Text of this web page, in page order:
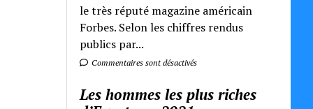
le très réputé magazine américain
Forbes. Selon les chiffres rendus
publics par...
Commentaires sont désactivés
Les hommes les plus riches